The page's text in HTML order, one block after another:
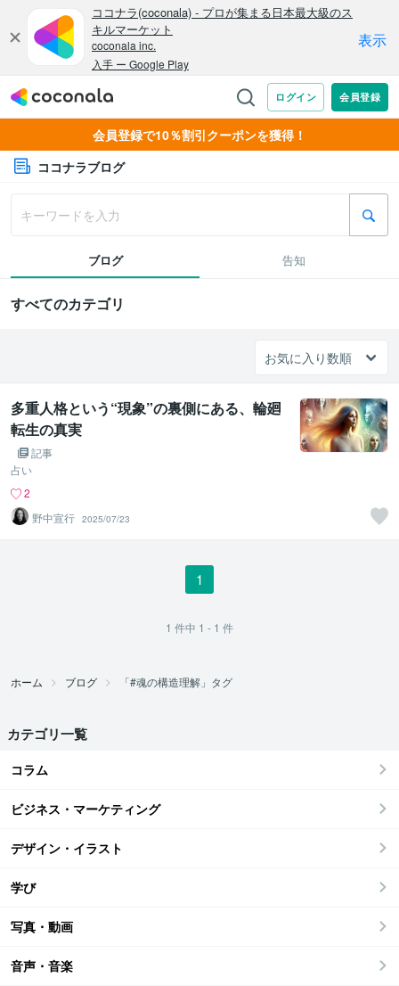
会員登録で10％割引クーポンを獲得！
ココナラブログ
ブログ 告知
すべてのカテゴリ
多重人格という“現象”の裏側にある、輪廻
転生の真実
記事
占い
2
野中宣行 2025/07/23
1
1 件中 1 - 1 件
ホーム ブログ 「#魂の構造理解」タグ
カテゴリ一覧
コラム
ビジネス・マーケティング
デザイン・イラスト
学び
写真・動画
音声・音楽